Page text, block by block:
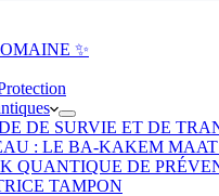
✨
DE SURVIE ET DE
: LE BA-KAKEM MAAT
QUANTIQUE DE
TAMPON